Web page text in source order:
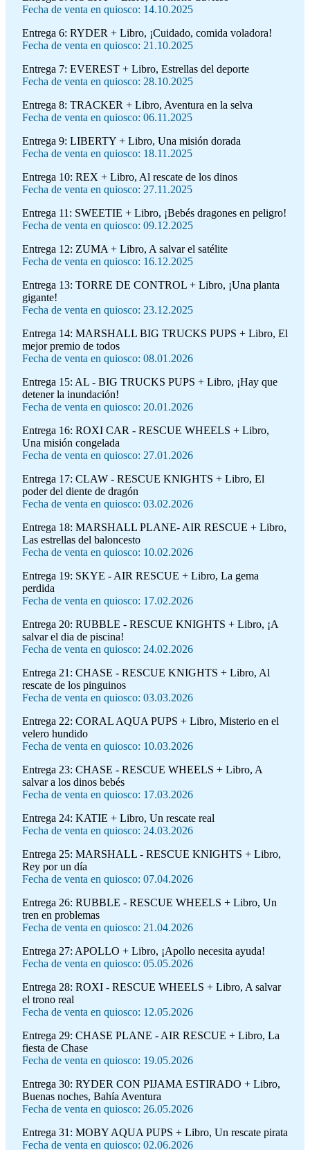
Fecha de venta en quiosco: 14.10.2025
Entrega 6: RYDER + Libro, ¡Cuidado, comida voladora!
Fecha de venta en quiosco: 21.10.2025
Entrega 7: EVEREST + Libro, Estrellas del deporte
Fecha de venta en quiosco: 28.10.2025
Entrega 8: TRACKER + Libro, Aventura en la selva
Fecha de venta en quiosco: 06.11.2025
Entrega 9: LIBERTY + Libro, Una misión dorada
Fecha de venta en quiosco: 18.11.2025
Entrega 10: REX + Libro, Al rescate de los dinos
Fecha de venta en quiosco: 27.11.2025
Entrega 11: SWEETIE + Libro, ¡Bebés dragones en peligro!
Fecha de venta en quiosco: 09.12.2025
Entrega 12: ZUMA + Libro, A salvar el satélite
Fecha de venta en quiosco: 16.12.2025
Entrega 13: TORRE DE CONTROL + Libro, ¡Una planta
gigante!
Fecha de venta en quiosco: 23.12.2025
Entrega 14: MARSHALL BIG TRUCKS PUPS + Libro, El
mejor premio de todos
Fecha de venta en quiosco: 08.01.2026
Entrega 15: AL - BIG TRUCKS PUPS + Libro, ¡Hay que
detener la inundación!
Fecha de venta en quiosco: 20.01.2026
Entrega 16: ROXI CAR - RESCUE WHEELS + Libro,
Una misión congelada
Fecha de venta en quiosco: 27.01.2026
Entrega 17: CLAW - RESCUE KNIGHTS + Libro, El
poder del diente de dragón
Fecha de venta en quiosco: 03.02.2026
Entrega 18: MARSHALL PLANE- AIR RESCUE + Libro,
Las estrellas del baloncesto
Fecha de venta en quiosco: 10.02.2026
Entrega 19: SKYE - AIR RESCUE + Libro, La gema
perdida
Fecha de venta en quiosco: 17.02.2026
Entrega 20: RUBBLE - RESCUE KNIGHTS + Libro, ¡A
salvar el dia de piscina!
Fecha de venta en quiosco: 24.02.2026
Entrega 21: CHASE - RESCUE KNIGHTS + Libro, Al
rescate de los pinguinos
Fecha de venta en quiosco: 03.03.2026
Entrega 22: CORAL AQUA PUPS + Libro, Misterio en el
velero hundido
Fecha de venta en quiosco: 10.03.2026
Entrega 23: CHASE - RESCUE WHEELS + Libro, A
salvar a los dinos bebés
Fecha de venta en quiosco: 17.03.2026
Entrega 24: KATIE + Libro, Un rescate real
Fecha de venta en quiosco: 24.03.2026
Entrega 25: MARSHALL - RESCUE KNIGHTS + Libro,
Rey por un día
Fecha de venta en quiosco: 07.04.2026
Entrega 26: RUBBLE - RESCUE WHEELS + Libro, Un
tren en problemas
Fecha de venta en quiosco: 21.04.2026
Entrega 27: APOLLO + Libro, ¡Apollo necesita ayuda!
Fecha de venta en quiosco: 05.05.2026
Entrega 28: ROXI - RESCUE WHEELS + Libro, A salvar
el trono real
Fecha de venta en quiosco: 12.05.2026
Entrega 29: CHASE PLANE - AIR RESCUE + Libro, La
fiesta de Chase
Fecha de venta en quiosco: 19.05.2026
Entrega 30: RYDER CON PIJAMA ESTIRADO + Libro,
Buenas noches, Bahía Aventura
Fecha de venta en quiosco: 26.05.2026
Entrega 31: MOBY AQUA PUPS + Libro, Un rescate pirata
Fecha de venta en quiosco: 02.06.2026